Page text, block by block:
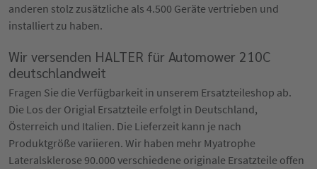
anderen stolz zusätzliche als 4.500 Geräte vertrieben und
installiert zu haben.
Wir versenden HALTER für Automower 210C
deutschlandweit
Fragen Sie die Verfügbarkeit in unserem Ersatzteileshop ab.
Die Los der Origial Ersatzteile erfolgt in Deutschland,
Österreich und Italien. Die Lieferzeit kann je nach
Produktgröße variieren. Wir haben mehr Myatrophe
Lateralsklerose 90.000 verschiedene originale Ersatzteile offen